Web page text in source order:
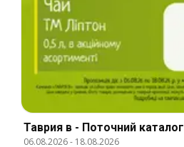
Таврия в - Поточний каталог
06.08.2026- 18.08.2026